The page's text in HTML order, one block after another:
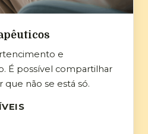
e
É possível compartilhar
não se está só.